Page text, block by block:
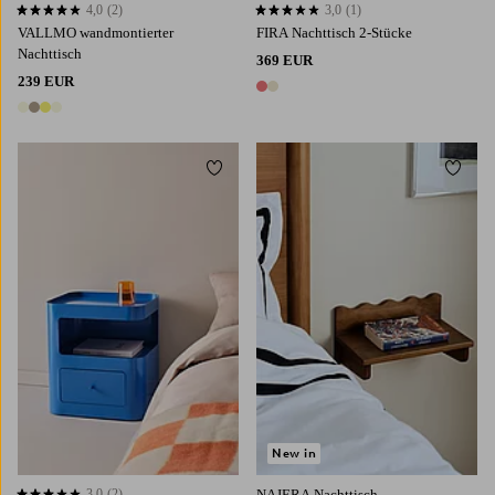
VALLMO wandmontierter
Nachttisch
239 EUR
4 Farben
4,0 basierend auf 2 Bewertungen
4,0 (2)
FIRA Nachttisch 2-Stücke
369 EUR
2 Farben
3,0 basierend auf 1 Bewertungen
3,0 (1)
Zu Favoriten hinzufügen
New in
Zu